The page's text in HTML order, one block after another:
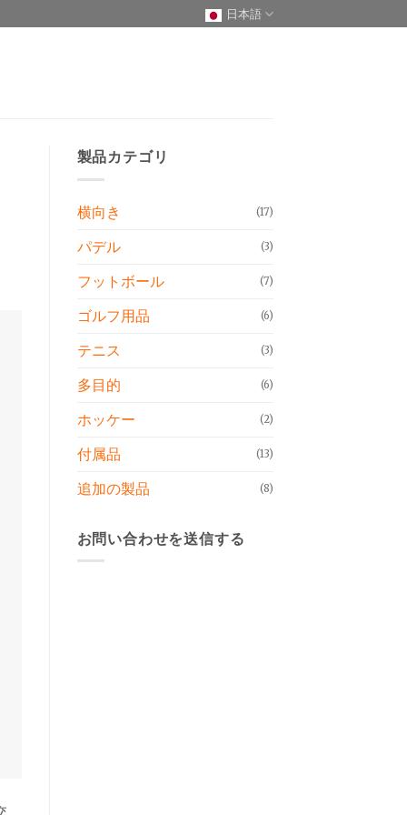
日本語
製品カテゴリ
横向き (17)
パデル (3)
フットボール (7)
ゴルフ用品 (6)
テニス (3)
多目的 (6)
ホッケー (2)
付属品 (13)
追加の製品 (8)
お問い合わせを送信する